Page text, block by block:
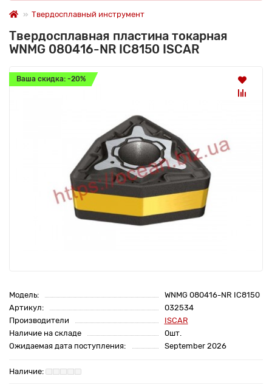
Твердосплавный инструмент
Твердосплавная пластина токарная
WNMG 080416-NR IC8150 ISCAR
Ваша скидка: -20%
Модель:
WNMG 080416-NR IC8150
Артикул:
032534
Производители
ISCAR
Наличие на складе
0шт.
Ожидаемая дата поступления:
September 2026